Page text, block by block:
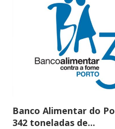
Banco Alimentar do
342 toneladas de...